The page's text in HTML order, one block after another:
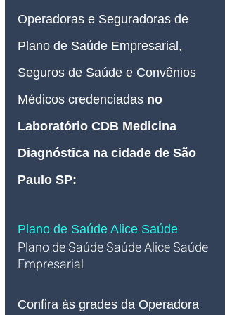
Operadoras e Seguradoras de
Plano de Saúde Empresarial,
Seguros de Saúde e Convênios
Médicos credenciadas no
Laboratório CDB Medicina
Diagnóstica na cidade de São
Paulo SP:
Plano de Saúde Alice Saúde
Plano de Saúde Saúde Alice Saúde
Empresarial
Confira às grades da Operadora